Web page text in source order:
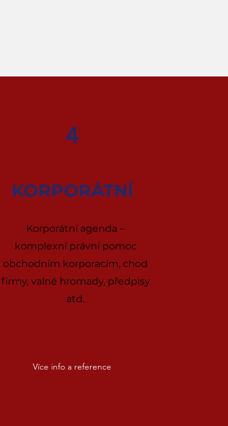
4
KORPORÁTNÍ
Korporátní agenda –
komplexní právní pomoc
obchodním korporacím, chod
firmy, valné hromady, předpisy
atd.
Více info a reference